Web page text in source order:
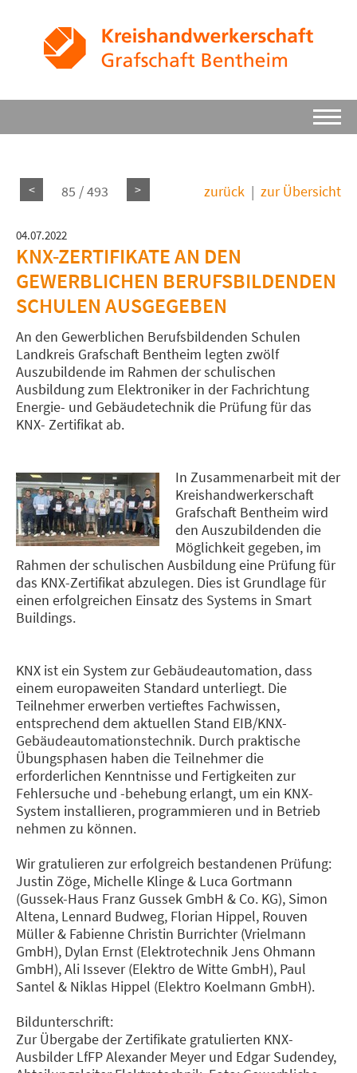
< 85 / 493 > zurück | zur Übersicht
04.07.2022
KNX-ZERTIFIKATE AN DEN
GEWERBLICHEN BERUFSBILDENDEN
SCHULEN AUSGEGEBEN
An den Gewerblichen Berufsbildenden Schulen
Landkreis Grafschaft Bentheim legten zwölf
Auszubildende im Rahmen der schulischen
Ausbildung zum Elektroniker in der Fachrichtung
Energie- und Gebäudetechnik die Prüfung für das
KNX- Zertifikat ab.
In Zusammenarbeit mit der
Kreishandwerkerschaft
Grafschaft Bentheim wird
den Auszubildenden die
Möglichkeit gegeben, im
Rahmen der schulischen Ausbildung eine Prüfung für
das KNX-Zertifikat abzulegen. Dies ist Grundlage für
einen erfolgreichen Einsatz des Systems in Smart
Buildings.
KNX ist ein System zur Gebäudeautomation, dass
einem europaweiten Standard unterliegt. Die
Teilnehmer erwerben vertieftes Fachwissen,
entsprechend dem aktuellen Stand EIB/KNX-
Gebäudeautomationstechnik. Durch praktische
Übungsphasen haben die Teilnehmer die
erforderlichen Kenntnisse und Fertigkeiten zur
Fehlersuche und -behebung erlangt, um ein KNX-
System installieren, programmieren und in Betrieb
nehmen zu können.
Wir gratulieren zur erfolgreich bestandenen Prüfung:
Justin Zöge, Michelle Klinge & Luca Gortmann
(Gussek-Haus Franz Gussek GmbH & Co. KG), Simon
Altena, Lennard Budweg, Florian Hippel, Rouven
Müller & Fabienne Christin Burrichter (Vrielmann
GmbH), Dylan Ernst (Elektrotechnik Jens Ohmann
GmbH), Ali Issever (Elektro de Witte GmbH), Paul
Santel & Niklas Hippel (Elektro Koelmann GmbH).
Bildunterschrift:
Zur Übergabe der Zertifikate gratulierten KNX-
Ausbilder LfFP Alexander Meyer und Edgar Sudendey,